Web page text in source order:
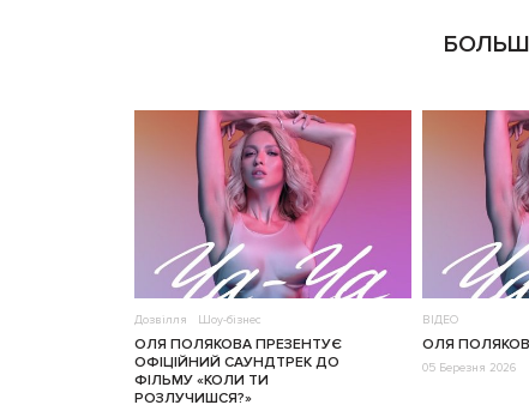
Дозвілля Шоу-бізнес
ОЛЯ ПОЛЯКОВА ПРЕЗЕНТУЄ
ОФІЦІЙНИЙ САУНДТРЕК ДО
ФІЛЬМУ «КОЛИ ТИ
РОЗЛУЧИШСЯ?»
ВІДЕО
ОЛЯ
05 Березня 2026